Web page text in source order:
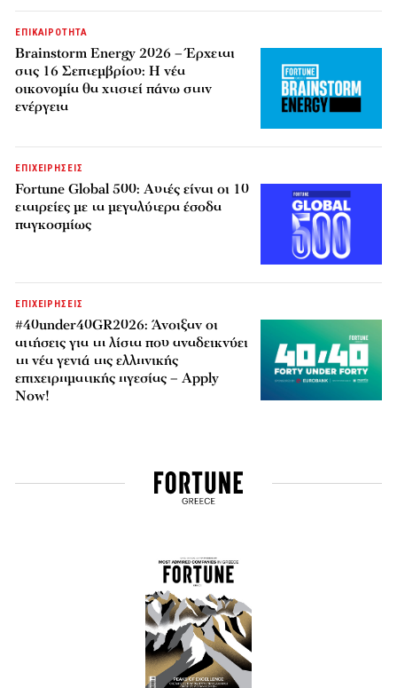
ΕΠΙΚΑΙΡΟΤΗΤΑ
Brainstorm Energy 2026 – Έρχεται
στις 16 Σεπτεμβρίου: Η νέα
οικονομία θα χτιστεί πάνω στην
ενέργεια
ΕΠΙΧΕΙΡΗΣΕΙΣ
Fortune Global 500: Αυτές είναι οι 10
εταιρείες με τα μεγαλύτερα έσοδα
παγκοσμίως
ΕΠΙΧΕΙΡΗΣΕΙΣ
#40under40GR2026: Άνοιξαν οι
αιτήσεις για τη λίστα που αναδεικνύει
τη νέα γενιά της ελληνικής
επιχειρηματικής ηγεσίας – Apply
Now!